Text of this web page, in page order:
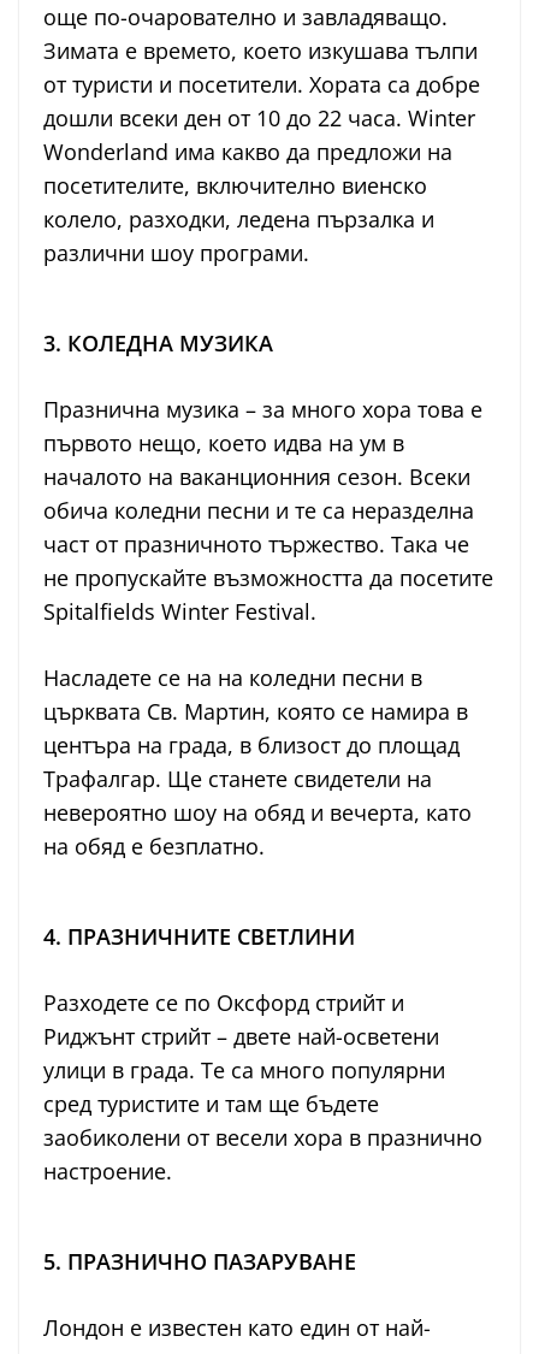
още по-очарователно и завладяващо.
Зимата е времето, което изкушава тълпи
от туристи и посетители. Хората са добре
дошли всеки ден от 10 до 22 часа. Winter
Wonderland има какво да предложи на
посетителите, включително виенско
колело, разходки, ледена пързалка и
различни шоу програми.
3. КОЛЕДНА МУЗИКА
Празнична музика – за много хора това е
първото нещо, което идва на ум в
началото на ваканционния сезон. Всеки
обича коледни песни и те са неразделна
част от празничното тържество. Така че
не пропускайте възможността да посетите
Spitalfields Winter Festival.
Насладете се на на коледни песни в
църквата Св. Мартин, която се намира в
центъра на града, в близост до площад
Трафалгар. Ще станете свидетели на
невероятно шоу на обяд и вечерта, като
на обяд е безплатно.
4. ПРАЗНИЧНИТЕ СВЕТЛИНИ
Разходете се по Оксфорд стрийт и
Риджънт стрийт – двете най-осветени
улици в града. Те са много популярни
сред туристите и там ще бъдете
заобиколени от весели хора в празнично
настроение.
5. ПРАЗНИЧНО ПАЗАРУВАНЕ
Лондон е известен като един от най-